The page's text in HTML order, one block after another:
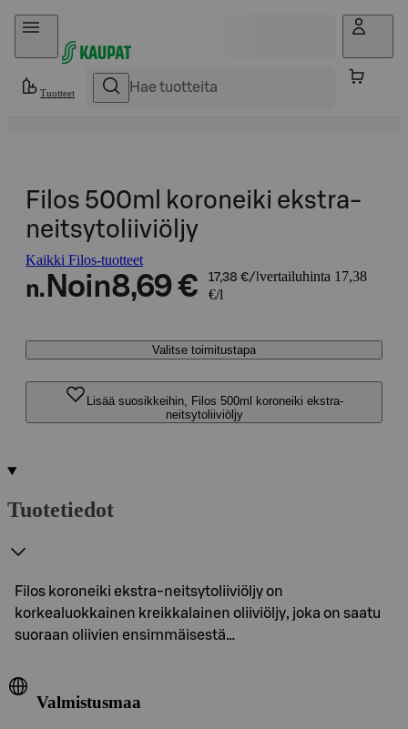
Hyppää sisältöön
Tuotteet
Filos 500ml koroneiki ekstra-
neitsytoliiviöljy
Kaikki Filos-tuotteet
n. Noin8,69 € 17,38 €/l vertailuhinta 17,38
€/l
Valitse toimitustapa
Lisää suosikkeihin, Filos 500ml koroneiki ekstra-
neitsytoliiviöljy
Tuotetiedot
Filos koroneiki ekstra-neitsytoliiviöljy on
korkealuokkainen kreikkalainen oliiviöljy, joka on saatu
suoraan oliivien ensimmäisestä…
Valmistusmaa